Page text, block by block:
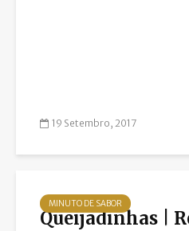
19 Setembro, 2017
MINUTO DE SABOR
Queijadinhas |